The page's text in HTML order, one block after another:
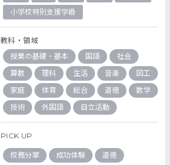
小学校特別支援学級
教科・領域
授業の基礎・基本
国語
社会
算数
理科 生活 音楽
図工
家庭
体育 総合 道徳
数学
技術
外国語 自立活動
PICK UP
校務分掌 成功体験 道徳